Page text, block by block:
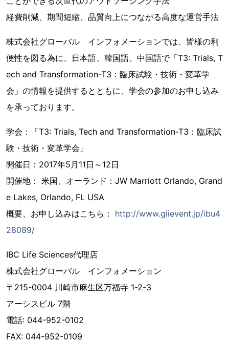
経費削減、期間短縮、品質向上につながる高度な運営手法
株式会社グローバル インフォメーションでは、皆様の利
便性を図る為に、日本語、韓国語、中国語で「T3: Trials, T
ech and Transformation-T3：臨床試験・技術・変革学
会」の情報を提供するとともに、学会の参加のお申し込み
を承っております。
学会：「T3: Trials, Tech and Transformation-T3：臨床試
験・技術・変革学会」
開催日：2017年5月11日～12日
開催地： 米国、オーランド：JW Marriott Orlando, Grand
e Lakes, Orlando, FL USA
概要、お申し込みはこちら： http://www.giievent.jp/ibu4
28089/
IBC Life Sciences代理店
株式会社グローバル インフォメーション
〒215-0004 川崎市麻生区万福寺 1-2-3
アーシスビル 7階
電話: 044-952-0102
FAX: 044-952-0109